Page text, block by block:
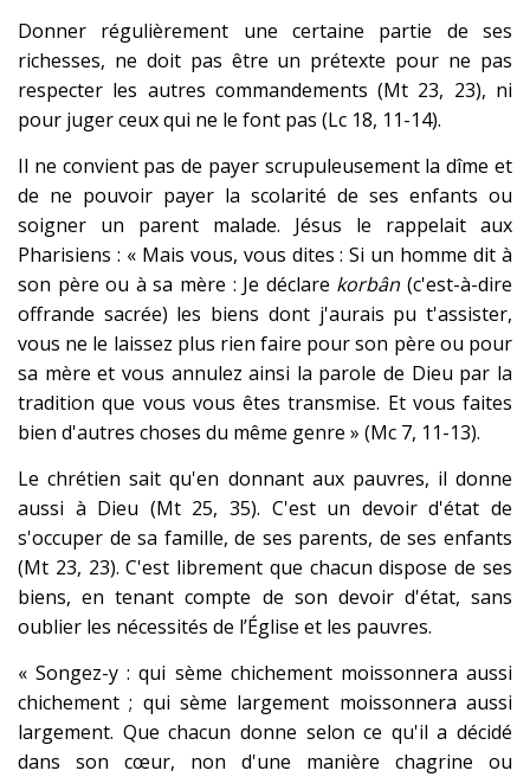
Donner régulièrement une certaine partie de ses
richesses, ne doit pas être un prétexte pour ne pas
respecter les autres commandements (Mt 23, 23), ni
pour juger ceux qui ne le font pas (Lc 18, 11-14).
Il ne convient pas de payer scrupuleusement la dîme et
de ne pouvoir payer la scolarité de ses enfants ou
soigner un parent malade. Jésus le rappelait aux
Pharisiens : « Mais vous, vous dites : Si un homme dit à
son père ou à sa mère : Je déclare korbân (c'est-à-dire
offrande sacrée) les biens dont j'aurais pu t'assister,
vous ne le laissez plus rien faire pour son père ou pour
sa mère et vous annulez ainsi la parole de Dieu par la
tradition que vous vous êtes transmise. Et vous faites
bien d'autres choses du même genre » (Mc 7, 11-13).
Le chrétien sait qu'en donnant aux pauvres, il donne
aussi à Dieu (Mt 25, 35). C'est un devoir d'état de
s'occuper de sa famille, de ses parents, de ses enfants
(Mt 23, 23). C'est librement que chacun dispose de ses
biens, en tenant compte de son devoir d'état, sans
oublier les nécessités de l’Église et les pauvres.
« Songez-y : qui sème chichement moissonnera aussi
chichement ; qui sème largement moissonnera aussi
largement. Que chacun donne selon ce qu'il a décidé
dans son cœur, non d'une manière chagrine ou